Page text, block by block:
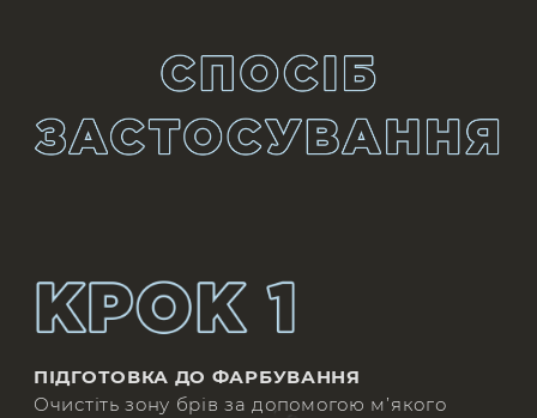
OKO Color Remover. Виконайте укладку брів
фіксуючим гелем для брів OKO Brow Fix.